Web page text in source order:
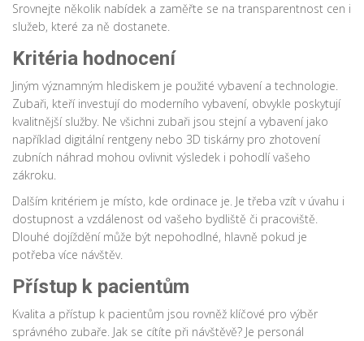
Srovnejte několik nabídek a zaměřte se na transparentnost cen i
služeb, které za ně dostanete.
Kritéria hodnocení
Jiným významným hlediskem je použité vybavení a technologie.
Zubaři, kteří investují do moderního vybavení, obvykle poskytují
kvalitnější služby. Ne všichni zubaři jsou stejní a vybavení jako
například digitální rentgeny nebo 3D tiskárny pro zhotovení
zubních náhrad mohou ovlivnit výsledek i pohodlí vašeho
zákroku.
Dalším kritériem je místo, kde ordinace je. Je třeba vzít v úvahu i
dostupnost a vzdálenost od vašeho bydliště či pracoviště.
Dlouhé dojíždění může být nepohodlné, hlavně pokud je
potřeba více návštěv.
Přístup k pacientům
Kvalita a přístup k pacientům jsou rovněž klíčové pro výběr
správného zubaře. Jak se cítíte při návštěvě? Je personál